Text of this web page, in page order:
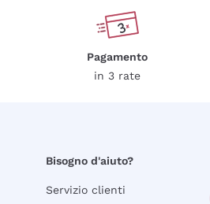
Pagamento
in 3 rate
Bisogno d'aiuto?
Servizio clienti